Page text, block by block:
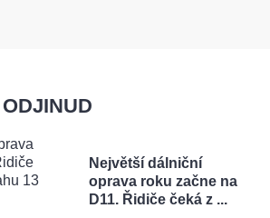
Největší dálniční
oprava roku začne na
D11. Řidiče čeká z ...